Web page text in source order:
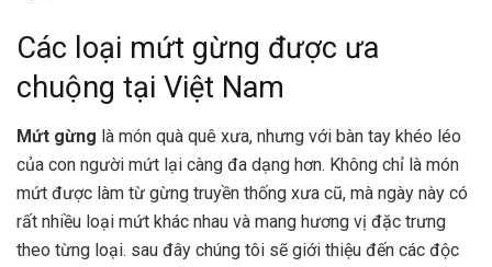
Các loại mứt gừng được ưa
chuộng tại Việt Nam
Mứt gừng là món quà quê xưa, nhưng với bàn tay khéo léo
của con người mứt lại càng đa dạng hơn. Không chỉ là món
mứt được làm từ gừng truyền thống xưa cũ, mà ngày này có
rất nhiều loại mứt khác nhau và mang hương vị đặc trưng
theo từng loại. sau đây chúng tôi sẽ giới thiệu đến các độc